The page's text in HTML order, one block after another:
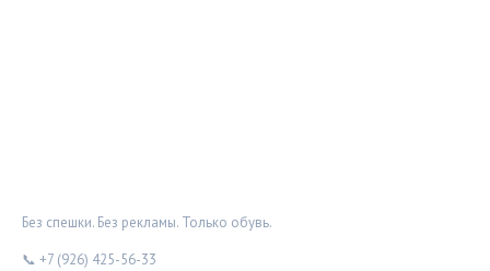
Без спешки. Без рекламы. Только обувь.
📞 +7 (926) 425-56-33